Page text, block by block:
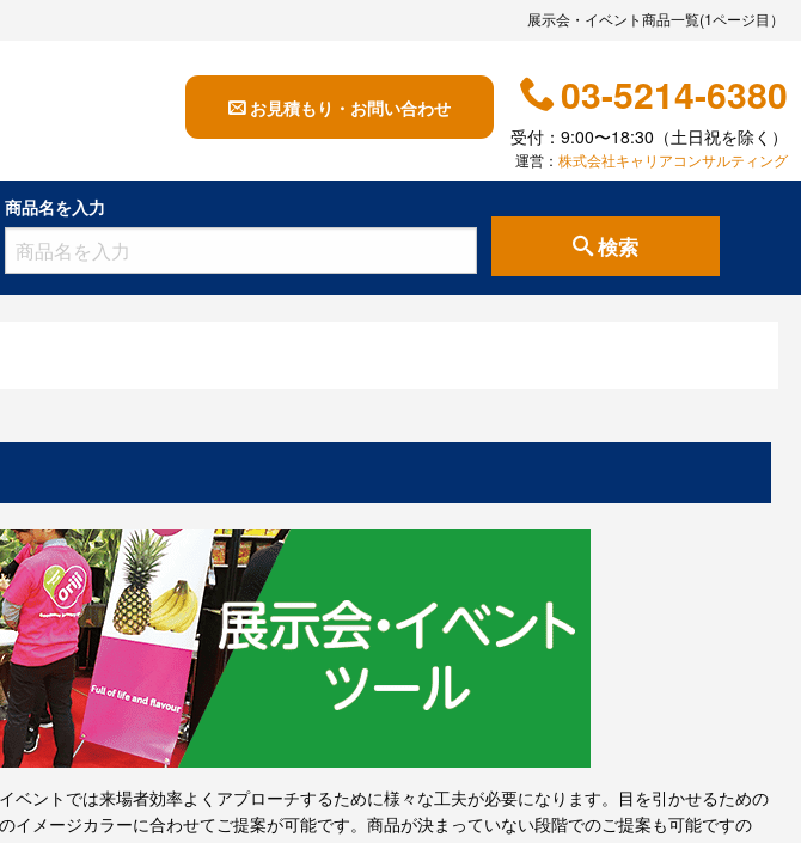
展示会・イベント商品一覧(1ページ目）
お見積もり・お問い合わせ 03-5214-6380
受付：9:00〜18:30（土日祝を除く）
運営：株式会社キャリアコンサルティング
商品名を入力
検索
ベントでは来場者効率よくアプローチするために様々な工夫が必要になります。目を引かせるための
メージカラーに合わせてご提案が可能です。商品が決まっていない段階でのご提案も可能ですの